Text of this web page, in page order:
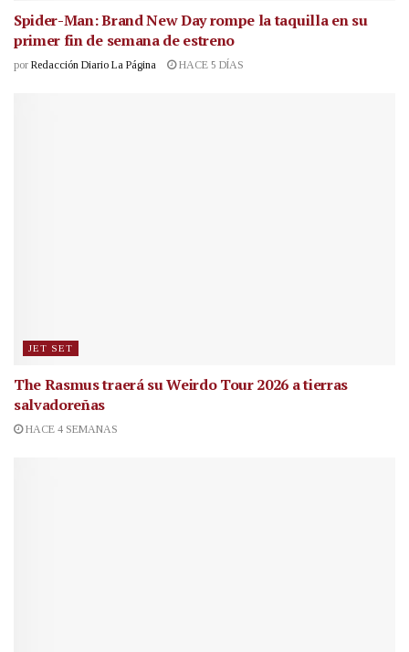
Spider-Man: Brand New Day rompe la taquilla en su
primer fin de semana de estreno
por Redacción Diario La Página HACE 5 DÍAS
JET SET
The Rasmus traerá su Weirdo Tour 2026 a tierras
salvadoreñas
HACE 4 SEMANAS